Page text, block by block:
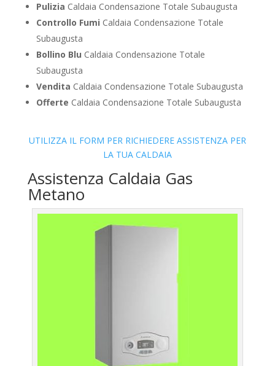
Pulizia Caldaia Condensazione Totale Subaugusta
Controllo Fumi Caldaia Condensazione Totale
Subaugusta
Bollino Blu Caldaia Condensazione Totale
Subaugusta
Vendita Caldaia Condensazione Totale Subaugusta
Offerte Caldaia Condensazione Totale Subaugusta
UTILIZZA IL FORM PER RICHIEDERE ASSISTENZA PER
LA TUA CALDAIA
Assistenza Caldaia Gas
Metano